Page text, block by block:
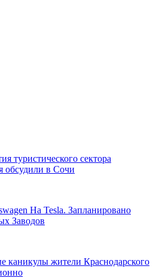
туристического сектора
обсудили в Сочи
На Tesla. Запланировано
Заводов
каникулы жители Краснодарского